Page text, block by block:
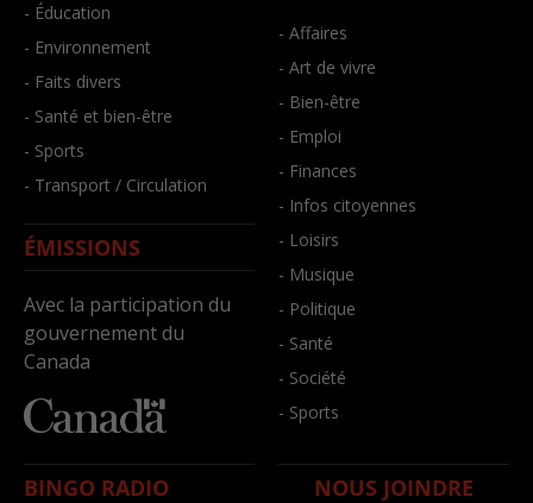
- Éducation
- Environnement
- Faits divers
- Santé et bien-être
- Sports
- Transport / Circulation
ÉMISSIONS
Avec la participation du
gouvernement du
Canada
- Affaires
- Art de vivre
- Bien-être
- Emploi
- Finances
- Infos citoyennes
- Loisirs
- Musique
- Politique
- Santé
- Société
- Sports
BINGO RADIO NOUS JOINDRE